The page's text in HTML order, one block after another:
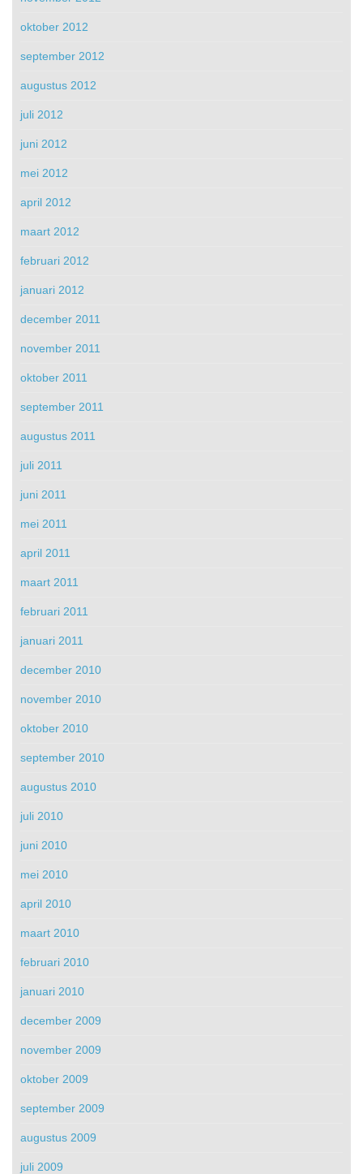
oktober 2012
september 2012
augustus 2012
juli 2012
juni 2012
mei 2012
april 2012
maart 2012
februari 2012
januari 2012
december 2011
november 2011
oktober 2011
september 2011
augustus 2011
juli 2011
juni 2011
mei 2011
april 2011
maart 2011
februari 2011
januari 2011
december 2010
november 2010
oktober 2010
september 2010
augustus 2010
juli 2010
juni 2010
mei 2010
april 2010
maart 2010
februari 2010
januari 2010
december 2009
november 2009
oktober 2009
september 2009
augustus 2009
juli 2009